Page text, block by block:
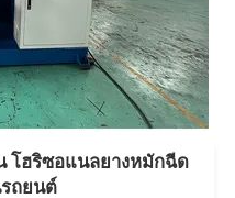
โฮริซอแนลยางหมักฉีด
ถยนต์